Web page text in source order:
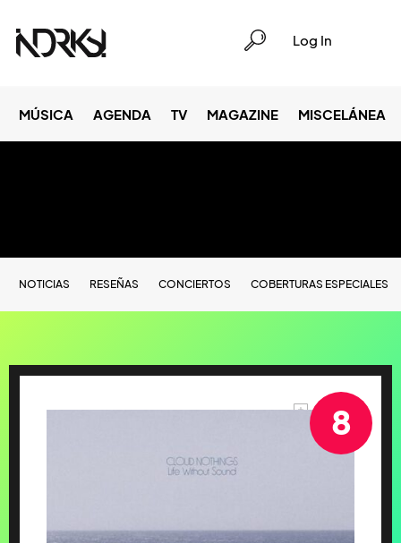
Log In
MÚSICA AGENDA TV MAGAZINE MISCELÁNEA
NOTICIAS RESEÑAS CONCIERTOS COBERTURAS ESPECIALES
8